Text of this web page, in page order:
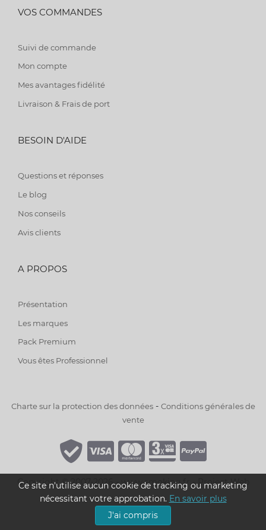
VOS COMMANDES
Suivi de commande
Mon compte
Mes avantages fidélité
Livraison & Frais de port
BESOIN D'AIDE
Questions et réponses
Le blog
Nos conseils
Avis clients
A PROPOS
Présentation
Les marques
Pack Premium
Vous êtes Professionnel
Charte sur la protection des données- Conditions générales de
vente
Copyright © 2007-2026 - www.smoking.fr -Project Web
Ce site n'utilise aucun cookie de tracking ou marketing
nécessitant votre approbation. En savoir plus
J'ai compris